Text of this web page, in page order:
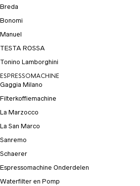
Breda
Bonomi
Manuel
TESTA ROSSA
Tonino Lamborghini
ESPRESSOMACHINE
Gaggia Milano
Filterkoffiemachine
La Marzocco
La San Marco
Sanremo
Schaerer
Espressomachine Onderdelen
Waterfilter en Pomp